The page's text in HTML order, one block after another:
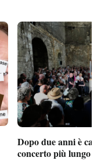
Dopo due anni è
concerto più lungo